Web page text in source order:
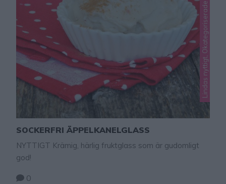
Lindas nyttigt, Okategoriserade
SOCKERFRI ÄPPELKANELGLASS
NYTTIGT Krämig, härlig fruktglass som är gudomligt
god!
0